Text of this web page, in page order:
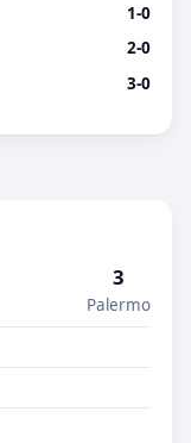
1-0
2-0
3-0
3
Palermo